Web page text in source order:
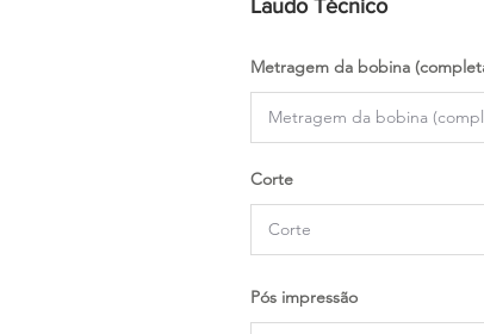
Laudo Técnico
Metragem da bobina
Corte
Pós impressão